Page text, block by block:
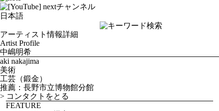
アーティスト情報詳細
Artist Profile
中嶋明希
aki nakajima
美術
工芸（鍛金）
推薦：長野市立博物館分館
> コンタクトをとる
FEATURE